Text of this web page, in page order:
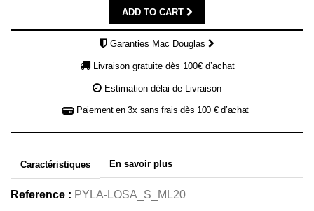
ADD TO CART
Garanties Mac Douglas
Livraison gratuite dès 100€ d’achat
Estimation délai de Livraison
Paiement en 3x sans frais dès 100 € d’achat
Caractéristiques En savoir plus
Reference : PYLA-LOSA_S_ML20